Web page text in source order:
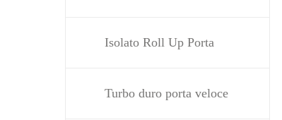
Isolato Roll Up Porta
Turbo duro porta veloce